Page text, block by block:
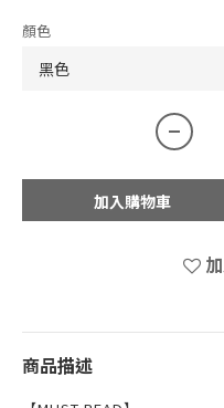
顏色
加入購物車
商品描述